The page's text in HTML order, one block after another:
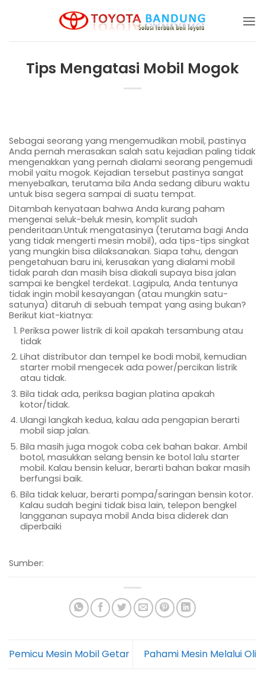
Tips Mengatasi Mobil Mogok
Sebagai seorang yang mengemudikan mobil, pastinya
Anda pernah merasakan salah satu kejadian paling tidak
mengenakkan yang pernah dialami seorang pengemudi
mobil yaitu mogok. Kejadian tersebut pastinya sangat
menyebalkan, terutama bila Anda sedang diburu waktu
untuk bisa segera sampai di suatu tempat.
Ditambah kenyataan bahwa Anda kurang paham
mengenai seluk-beluk mesin, komplit sudah
penderitaan.Untuk mengatasinya (terutama bagi Anda
yang tidak mengerti mesin mobil), ada tips-tips singkat
yang mungkin bisa dilaksanakan. Siapa tahu, dengan
pengetahuan baru ini, kerusakan yang dialami mobil
tidak parah dan masih bisa diakali supaya bisa jalan
sampai ke bengkel terdekat. Lagipula, Anda tentunya
tidak ingin mobil kesayangan (atau mungkin satu-
satunya) ditaruh di sebuah tempat yang asing bukan?
Berikut kiat-kiatnya:
Periksa power listrik di koil apakah tersambung atau
tidak
Lihat distributor dan tempel ke bodi mobil, kemudian
starter mobil mengecek ada power/percikan listrik
atau tidak.
Bila tidak ada, periksa bagian platina apakah
kotor/tidak.
Ulangi langkah kedua, kalau ada pengapian berarti
mobil siap jalan.
Bila masih juga mogok coba cek bahan bakar. Ambil
botol, masukkan selang bensin ke botol lalu starter
mobil. Kalau bensin keluar, berarti bahan bakar masih
berfungsi baik.
Bila tidak keluar, berarti pompa/saringan bensin kotor.
Kalau sudah begini tidak bisa lain, telepon bengkel
langganan supaya mobil Anda bisa diderek dan
diperbaiki
Sumber:
Pemicu Mesin Mobil Getar Pahami Mesin Melalui Oli